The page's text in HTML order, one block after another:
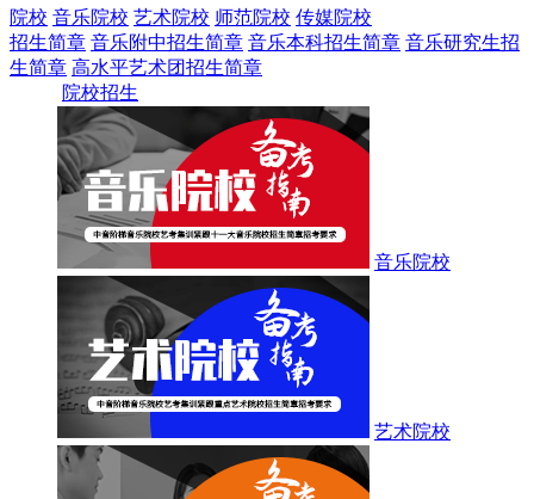
院校 音乐院校 艺术院校 师范院校 传媒院校
招生简章 音乐附中招生简章 音乐本科招生简章 音乐研究生招
生简章 高水平艺术团招生简章
院校招生
音乐院校
艺术院校